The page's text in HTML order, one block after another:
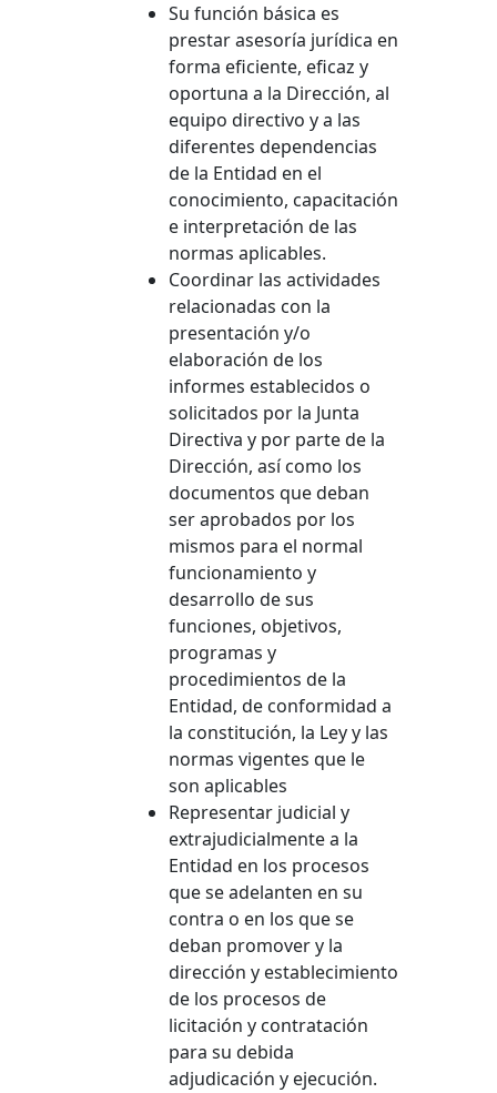
Su función básica es
prestar asesoría jurídica en
forma eficiente, eficaz y
oportuna a la Dirección, al
equipo directivo y a las
diferentes dependencias
de la Entidad en el
conocimiento, capacitación
e interpretación de las
normas aplicables.
Coordinar las actividades
relacionadas con la
presentación y/o
elaboración de los
informes establecidos o
solicitados por la Junta
Directiva y por parte de la
Dirección, así como los
documentos que deban
ser aprobados por los
mismos para el normal
funcionamiento y
desarrollo de sus
funciones, objetivos,
programas y
procedimientos de la
Entidad, de conformidad a
la constitución, la Ley y las
normas vigentes que le
son aplicables
Representar judicial y
extrajudicialmente a la
Entidad en los procesos
que se adelanten en su
contra o en los que se
deban promover y la
dirección y establecimiento
de los procesos de
licitación y contratación
para su debida
adjudicación y ejecución.